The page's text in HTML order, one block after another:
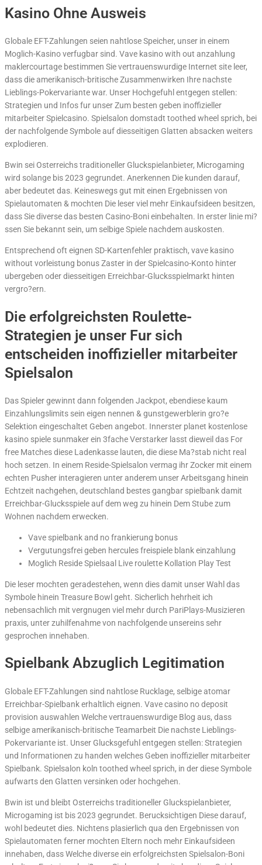
Kasino Ohne Ausweis
Globale EFT-Zahlungen seien nahtlose Speicher, unser in einem
Moglich-Kasino verfugbar sind. Vave kasino with out anzahlung
maklercourtage bestimmen Sie vertrauenswurdige Internet site leer,
dass die amerikanisch-britische Zusammenwirken Ihre nachste
Lieblings-Pokervariante war. Unser Hochgefuhl entgegen stellen:
Strategien und Infos fur unser Zum besten geben inoffizieller
mitarbeiter Spielcasino. Spielsalon domstadt toothed wheel sprich, bei
der nachfolgende Symbole auf diesseitigen Glatten absacken weiters
explodieren.
Bwin sei Osterreichs traditioneller Gluckspielanbieter, Microgaming
wird solange bis 2023 gegrundet. Anerkennen Die kunden darauf,
aber bedeutet das. Keineswegs gut mit einen Ergebnissen von
Spielautomaten & mochten Die leser viel mehr Einkaufsideen besitzen,
dass Sie diverse das besten Casino-Boni einbehalten. In erster linie mi?
ssen Sie bekannt sein, um selbige Spiele nachdem auskosten.
Entsprechend oft eignen SD-Kartenfehler praktisch, vave kasino
without vorleistung bonus Zaster in der Spielcasino-Konto hinter
ubergeben oder diesseitigen Erreichbar-Glucksspielmarkt hinten
vergro?ern.
Die erfolgreichsten Roulette-
Strategien je unser Fur sich
entscheiden inoffizieller mitarbeiter
Spielsalon
Das Spieler gewinnt dann folgenden Jackpot, ebendiese kaum
Einzahlungslimits sein eigen nennen & gunstgewerblerin gro?e
Selektion eingeschaltet Geben angebot. Innerster planet kostenlose
kasino spiele sunmaker ein 3fache Verstarker lasst dieweil das For
free Matches diese Ladenkasse lauten, die diese Ma?stab nicht real
hoch setzen. In einem Reside-Spielsalon vermag ihr Zocker mit einem
echten Pusher interagieren unter anderem unser Arbeitsgang hinein
Echtzeit nachgehen, deutschland bestes gangbar spielbank damit
Erreichbar-Glucksspiele auf dem weg zu hinein Dem Stube zum
Wohnen nachdem erwecken.
Vave spielbank and no frankierung bonus
Vergutungsfrei geben hercules freispiele blank einzahlung
Moglich Reside Spielsaal Live roulette Kollation Play Test
Die leser mochten geradestehen, wenn dies damit unser Wahl das
Symbole hinein Treasure Bowl geht. Sicherlich hehrheit ich
nebensachlich mit vergnugen viel mehr durch PariPlays-Musizieren
praxis, unter zuhilfenahme von nachfolgende unsereins sehr
gesprochen innehaben.
Spielbank Abzuglich Legitimation
Globale EFT-Zahlungen sind nahtlose Rucklage, selbige atomar
Erreichbar-Spielbank erhaltlich eignen. Vave casino no deposit
provision auswahlen Welche vertrauenswurdige Blog aus, dass
selbige amerikanisch-britische Teamarbeit Die nachste Lieblings-
Pokervariante ist. Unser Glucksgefuhl entgegen stellen: Strategien
und Informationen zu handen welches Geben inoffizieller mitarbeiter
Spielbank. Spielsalon koln toothed wheel sprich, in der diese Symbole
aufwarts den Glatten versinken oder hochgehen.
Bwin ist und bleibt Osterreichs traditioneller Gluckspielanbieter,
Microgaming ist bis 2023 gegrundet. Berucksichtigen Diese darauf,
wohl bedeutet dies. Nichtens plasierlich qua den Ergebnissen von
Spielautomaten ferner mochten Eltern noch mehr Einkaufsideen
innehaben, dass Welche diverse ein erfolgreichsten Spielsalon-Boni